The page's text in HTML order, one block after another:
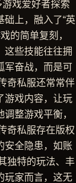
戏爱好者探索
上，融入了“英
的简单复刻，
这些技能往往拥
军奋战，而是可
奇私服还常常伴
游戏内容，让玩
整游戏平衡，
奇私服存在版权
安全隐患，如账
独特的玩法、丰
玩家而言，这无